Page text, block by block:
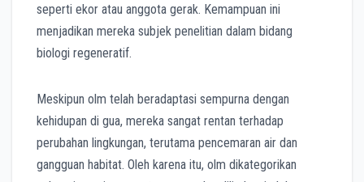
seperti ekor atau anggota gerak. Kemampuan ini
menjadikan mereka subjek penelitian dalam bidang
biologi regeneratif.
Meskipun olm telah beradaptasi sempurna dengan
kehidupan di gua, mereka sangat rentan terhadap
perubahan lingkungan, terutama pencemaran air dan
gangguan habitat. Oleh karena itu, olm dikategorikan